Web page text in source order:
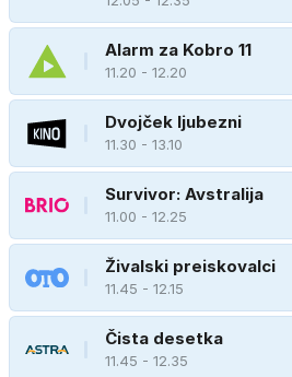
Alarm za Kobro 11
11.20 - 12.20
Dvojček ljubezni
11.30 - 13.10
Survivor: Avstralija
11.00 - 12.25
Živalski preiskovalci
11.45 - 12.15
Čista desetka
11.45 - 12.35